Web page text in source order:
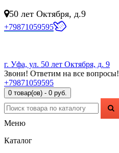
50 лет Октября, д.9
+79871059595
г. Уфа, ул. 50 лет Октября, д. 9
Звони! Ответим на все вопросы!
+79871059595
0 товар(ов) - 0 руб.
Меню
Каталог